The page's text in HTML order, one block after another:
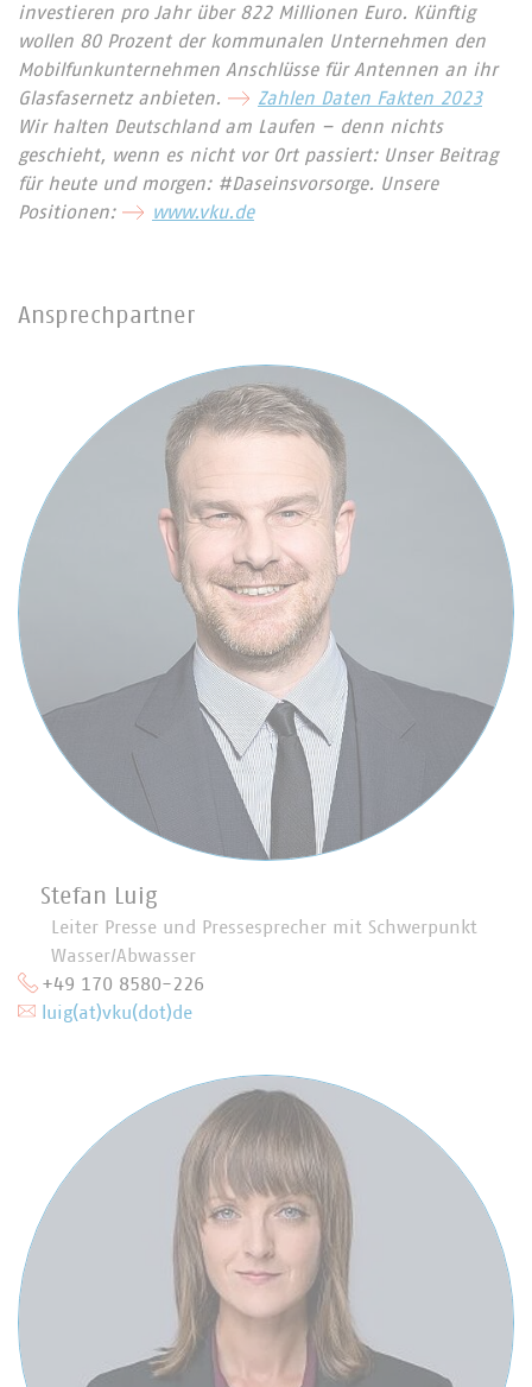
investieren pro Jahr über 822 Millionen Euro. Künftig
wollen 80 Prozent der kommunalen Unternehmen den
Mobilfunkunternehmen Anschlüsse für Antennen an ihr
Glasfasernetz anbieten.
Zahlen Daten Fakten 2023
Wir halten Deutschland am Laufen – denn nichts
geschieht, wenn es nicht vor Ort passiert: Unser Beitrag
für heute und morgen: #Daseinsvorsorge. Unsere
Positionen:
www.vku.de
Ansprechpartner
Stefan Luig
Leiter Presse und Pressesprecher mit Schwerpunkt
Wasser/Abwasser
+49 170 8580-226
luig(at)vku(dot)de